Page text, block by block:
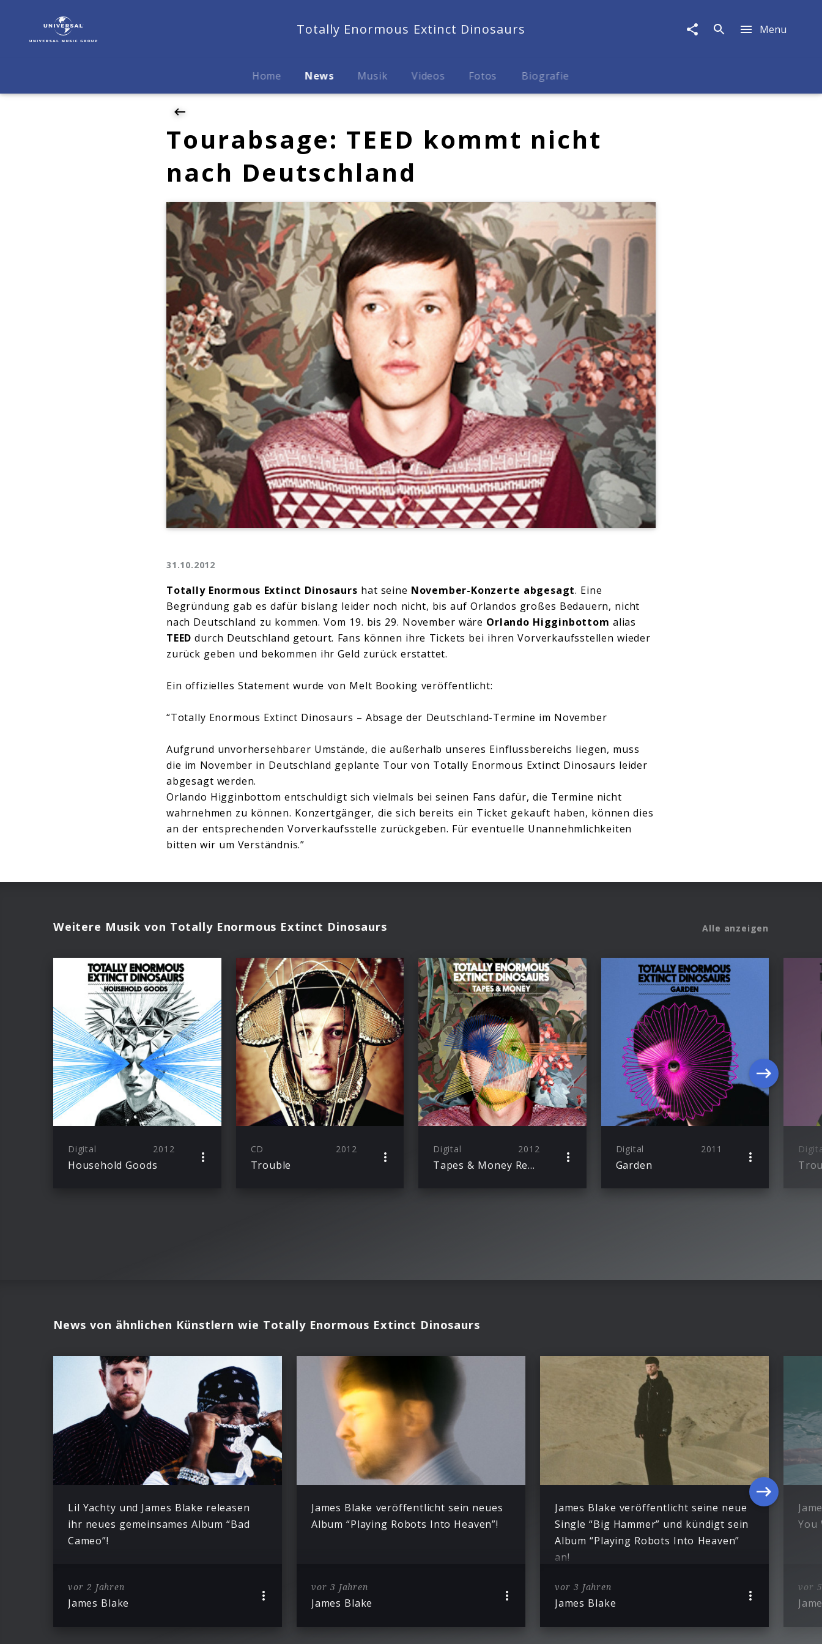
Enormous
Extinct
|
Totally Enormous Extinct Dinosaurs Menu
Home News Musik Videos Fotos Biografie
Tourabsage: TEED kommt nicht
nach Deutschland
31.10.2012
Totally Enormous Extinct Dinosaurs hat seine November-Konzerte abgesagt. Eine
Begründung gab es dafür bislang leider noch nicht, bis auf Orlandos großes Bedauern, nicht
nach Deutschland zu kommen. Vom 19. bis 29. November wäre Orlando Higginbottom alias
TEEDdurch Deutschland getourt. Fans können ihre Tickets bei ihren Vorverkaufsstellen wieder
zurück geben und bekommen ihr Geld zurück erstattet.
Ein offizielles Statement wurde von Melt Booking veröffentlicht:
“Totally Enormous Extinct Dinosaurs – Absage der Deutschland-Termine im November
Aufgrund unvorhersehbarer Umstände, die außerhalb unseres Einflussbereichs liegen, muss
die im November in Deutschland geplante Tour von Totally Enormous Extinct Dinosaurs leider
abgesagt werden.
Orlando Higginbottom entschuldigt sich vielmals bei seinen Fans dafür, die Termine nicht
wahrnehmen zu können. Konzertgänger, die sich bereits ein Ticket gekauft haben, können dies
an der entsprechenden Vorverkaufsstelle zurückgeben. Für eventuelle Unannehmlichkeiten
bitten wir um Verständnis.”
Weitere Musik von Totally Enormous Extinct Dinosaurs Alle anzeigen
Digital 2012
Household Goods
CD 2012
Trouble
Digital 2012
Tapes & Money Remixe
Digital 2011
Garden
News von ähnlichen Künstlern wie Totally Enormous Extinct Dinosaurs
Lil Yachty und James Blake releasen
ihr neues gemeinsames Album “Bad
Cameo”!
vor 2 Jahren
James Blake
James Blake veröffentlicht sein neues
Album “Playing Robots Into Heaven”!
vor 3 Jahren
James Blake
James Blake veröffentlicht seine neue
Single “Big Hammer” und kündigt sein
Album “Playing Robots Into Heaven”
an!
vor 3 Jahren
James Blake
You
vor